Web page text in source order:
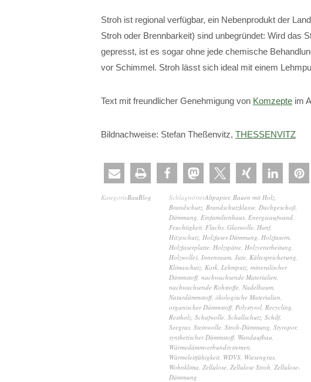
Stroh ist regional verfügbar, ein Nebenprodukt der
Stroh oder Brennbarkeit) sind unbegründet: Wird das
gepresst, ist es sogar ohne jede chemische
vor Schimmel. Stroh lässt sich ideal mit einem
Text mit freundlicher Genehmigung von Komzepte im
Bildnachweise: Stefan Theßenvitz, THESSENVITZ
KategorieBauBlog SchlagwörterAltpapier, Bauen mit Holz
Brandschutz Brandschutzklasse Dachgeschoß
Dämmung Einfamilienhaus Energieaufwand
Feuchtigkeit Flachs Glaswolle Hanf,
Hitzeschutz Holzfaser-Dämmung Holzfasern
Holzfaserplatte Holzspäne Holzverarbeitung
Holzwolle) Innenraum Jute Kältespeicherung
Klimaschutz Kork Lehmputz mineralischer
Dämmstoff, nachwachsende Materialien
nachwachsende Rohstoffe Nadelbaum
Naturdämmstoff, ökologische Materialien
organischer Dämmstoff, Polystyrol Recycling
Restholz Schafwolle Schallschutz Schilf,
Seegras Steinwolle Stroh-Dämmung Styropor,
synthetischer Dämmstoff, Wandaufbau
Wärmedämmverbundsystemen
Wärmeleitfähigkeit WDVS Wiesengras
Wohnklima Zellulose Zellulose Stroh Zellulose-
Dämmung